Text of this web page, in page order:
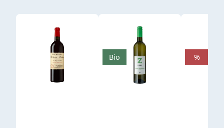
Produktgalerie überspringen
Bio %